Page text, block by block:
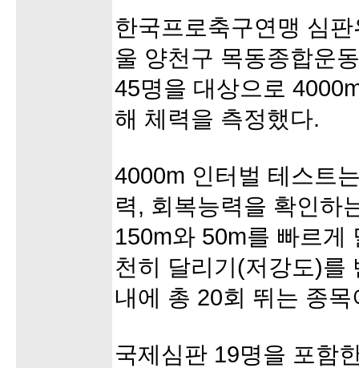
한국프로축구연맹 심
울 양천구 목동종합운
45명을 대상으로
해 체력을 측정했다.
4000m 인터벌 테스트
력, 회복능력을 확인하
150m와 50m를 빠르게
천히 달리기(저강도)를
내에 총 20회 뛰는 종목
국제심판 19명을 포함